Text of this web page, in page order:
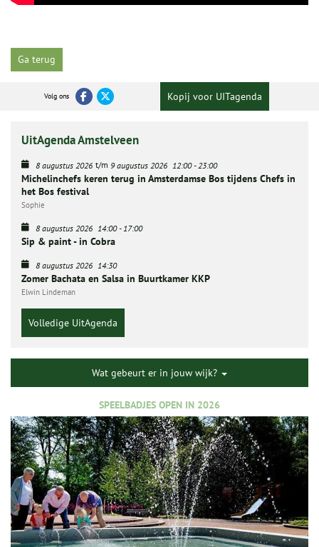
Ga terug
Volg ons Kopij voor UITagenda
UitAgenda Amstelveen
8 augustus 2026 t/m 9 augustus 2026 12:00-23:00
Michelinchefs keren terug in Amsterdamse Bos tijdens Chefs in
het Bos festival
Sophie
8 augustus 2026 14:00-17:00
Sip & paint - in Cobra
8 augustus 2026 14:30
Zomer Bachata en Salsa in Buurtkamer KKP
Elwin Lindeman
Volledige UitAgenda
Wat gebeurt er in jouw wijk?
SPEELBADJES OPEN IN 2026